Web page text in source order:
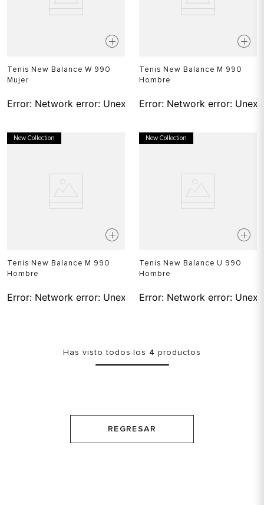
Tenis New Balance W 990
Mujer
Error: Network error: Unexpected token T in JSON at
Tenis New Balance M 990
Hombre
Error: Network error:
New Collection
Tenis New Balance M 990
Hombre
Error: Network error: Unexpected token T in JSON at
New Collection
Tenis New Balance U 990
Hombre
Error: Network error:
Has visto todos los 4 productos
REGRESAR